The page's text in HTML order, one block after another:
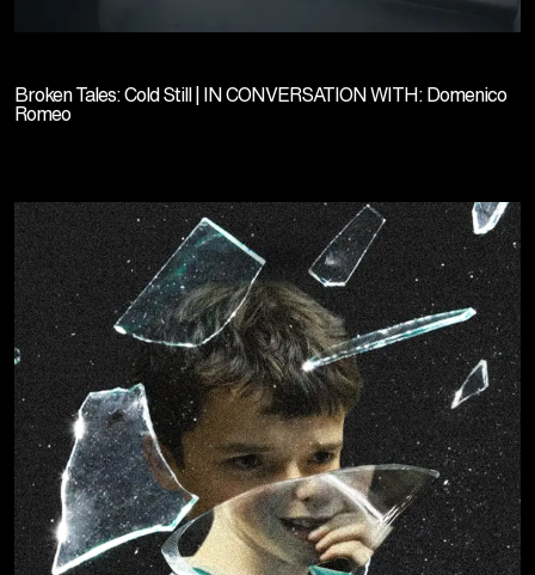
Broken Tales: Cold Still | IN CONVERSATION WITH: Domenico
Romeo